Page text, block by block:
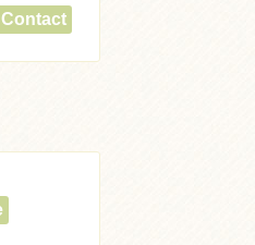
Contact